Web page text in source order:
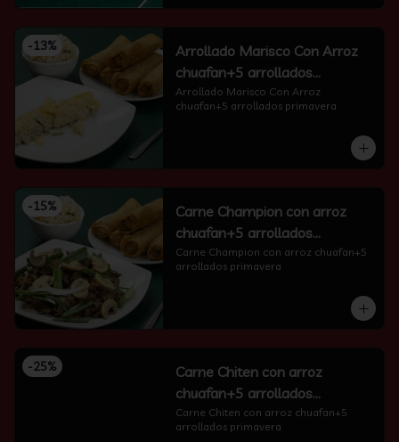
-13%
Arrollado Marisco Con Arroz
chuafan+5 arrollados
primavera
Arrollado Marisco Con Arroz
chuafan+5 arrollados primavera
-15%
Carne Champion con arroz
chuafan+5 arrollados
primavera
Carne Champion con arroz chuafan+5
arrollados primavera
-25%
Carne Chiten con arroz
chuafan+5 arrollados
primavera
Carne Chiten con arroz chuafan+5
arrollados primavera